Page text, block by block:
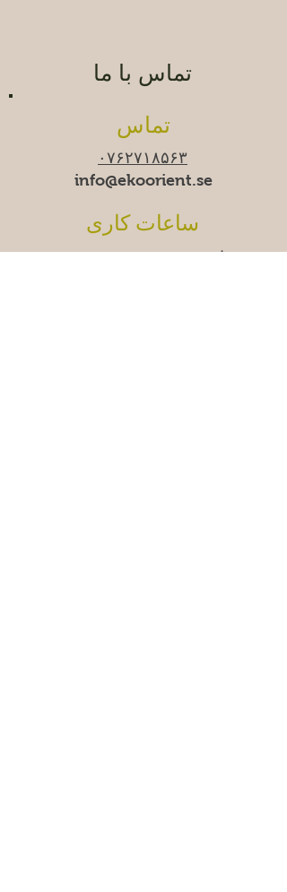
تماس با ما
تماس
۰۷۶۲۷۱۸۵۶۳
info@ekoorient.se​​
ساعات کاری
زمان-جمعه ۱۰:۰۰-۲۰:۰۰